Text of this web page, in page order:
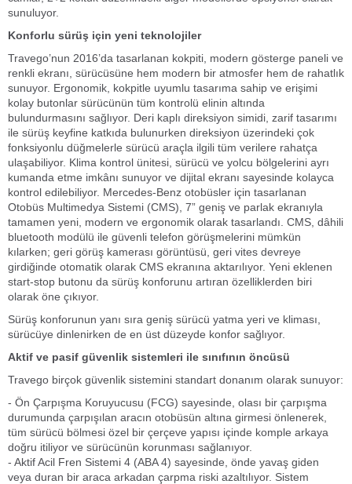
sunuluyor.
Konforlu sürüş için yeni teknolojiler
Travego’nun 2016’da tasarlanan kokpiti, modern gösterge paneli ve
renkli ekranı, sürücüsüne hem modern bir atmosfer hem de rahatlık
sunuyor. Ergonomik, kokpitle uyumlu tasarıma sahip ve erişimi
kolay butonlar sürücünün tüm kontrolü elinin altında
bulundurmasını sağlıyor. Deri kaplı direksiyon simidi, zarif tasarımı
ile sürüş keyfine katkıda bulunurken direksiyon üzerindeki çok
fonksiyonlu düğmelerle sürücü araçla ilgili tüm verilere rahatça
ulaşabiliyor. Klima kontrol ünitesi, sürücü ve yolcu bölgelerini ayrı
kumanda etme imkânı sunuyor ve dijital ekranı sayesinde kolayca
kontrol edilebiliyor. Mercedes-Benz otobüsler için tasarlanan
Otobüs Multimedya Sistemi (CMS), 7” geniş ve parlak ekranıyla
tamamen yeni, modern ve ergonomik olarak tasarlandı. CMS, dâhili
bluetooth modülü ile güvenli telefon görüşmelerini mümkün
kılarken; geri görüş kamerası görüntüsü, geri vites devreye
girdiğinde otomatik olarak CMS ekranına aktarılıyor. Yeni eklenen
start-stop butonu da sürüş konforunu artıran özelliklerden biri
olarak öne çıkıyor.
Sürüş konforunun yanı sıra geniş sürücü yatma yeri ve kliması,
sürücüye dinlenirken de en üst düzeyde konfor sağlıyor.
Aktif ve pasif güvenlik sistemleri ile sınıfının öncüsü
Travego birçok güvenlik sistemini standart donanım olarak sunuyor:
- Ön Çarpışma Koruyucusu (FCG) sayesinde, olası bir çarpışma
durumunda çarpışılan aracın otobüsün altına girmesi önlenerek,
tüm sürücü bölmesi özel bir çerçeve yapısı içinde komple arkaya
doğru itiliyor ve sürücünün korunması sağlanıyor.
- Aktif Acil Fren Sistemi 4 (ABA 4) sayesinde, önde yavaş giden
veya duran bir araca arkadan çarpma riski azaltılıyor. Sistem